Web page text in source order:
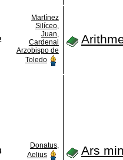
Martínez
Silíceo,
Juan,
Cardenal
Arzobispo de
Toledo
Donatus,
Aelius
Ars